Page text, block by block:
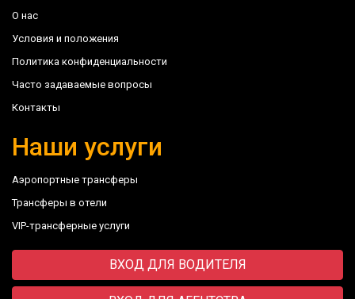
О нас
Условия и положения
Политика конфиденциальности
Часто задаваемые вопросы
Контакты
Наши услуги
Аэропортные трансферы
Трансферы в отели
VIP-трансферные услуги
ВХОД ДЛЯ ВОДИТЕЛЯ